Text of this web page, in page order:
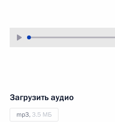
Загрузить аудио
mp3, 3.5 МБ